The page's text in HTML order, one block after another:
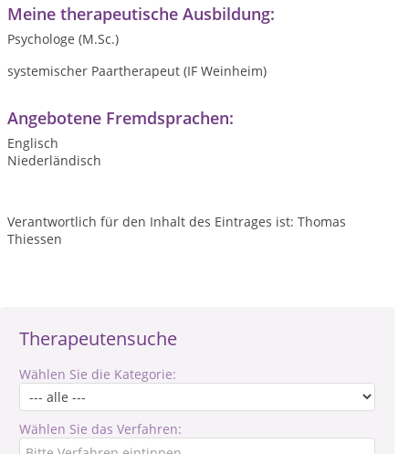
Therapeutensuche
Wählen Sie die Kategorie:
Wählen Sie das Verfahren:
Meine therapeutische Ausbildung:
Psychologe (M.Sc.)
systemischer Paartherapeut (IF Weinheim)
Angebotene Fremdsprachen:
Englisch
Niederländisch
Verantwortlich für den Inhalt des Eintrages ist: Thomas
Thiessen